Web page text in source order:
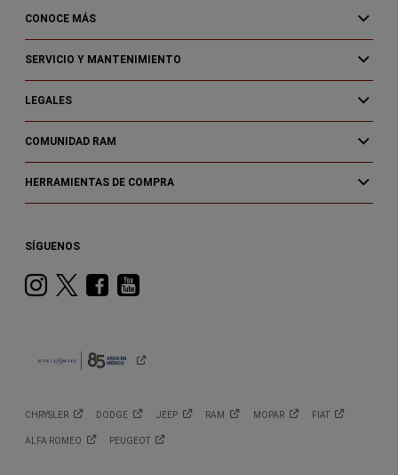
CONOCE MÁS
SERVICIO Y MANTENIMIENTO
LEGALES
COMUNIDAD RAM
HERRAMIENTAS DE COMPRA
SÍGUENOS
Instagram
TwitterFacebook
Youtube
CHRYSLER DODGE JEEP RAM MOPAR FIAT
ALFA ROMEO PEUGEOT